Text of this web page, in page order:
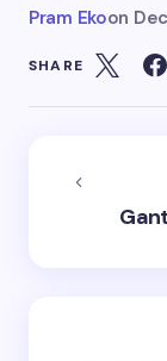
Pram Ekoon
SHARE